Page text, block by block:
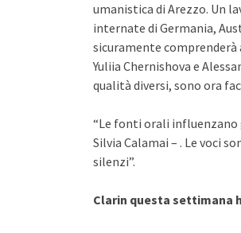
umanistica di Arezzo. Un
internate di Germania,
sicuramente
Yuliia Chernishova e
qualità diversi, sono ora
“Le fonti orali
Silvia Calamai – . Le voci
silenzi”.
Clarin questa settimana